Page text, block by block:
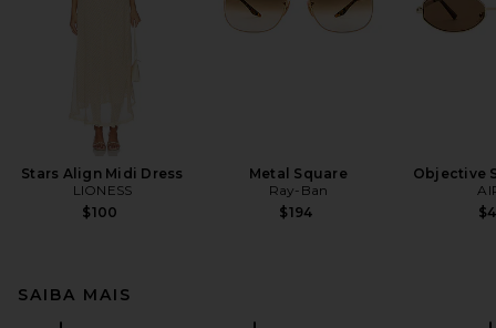
Stars Align Midi Dress
LIONESS
$100
Metal Square
Ray-Ban
$194
Objective
SAIBA MAIS